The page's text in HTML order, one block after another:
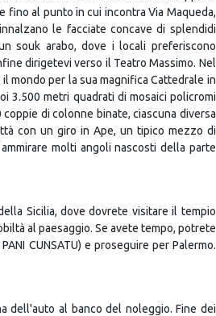
un antico scrigno che custodisce tesori
le tombe dell'imperatore Federico II
verso il Palazzo Reale, chiamato anche
alcune sale in diversi stili e la Cappella
fino al punto in cui incontra Via Maqueda,
le facciate concave di splendidi
souk arabo, dove i locali preferiscono
dirigetevi verso il Teatro Massimo. Nel
mondo per la sua magnifica Cattedrale in
di colonne binate, ciascuna diversa
con un giro in Ape, un tipico mezzo di
molti angoli nascosti della parte
Sicilia, dove dovrete visitare il tempio
al paesaggio. Se avete tempo, potrete